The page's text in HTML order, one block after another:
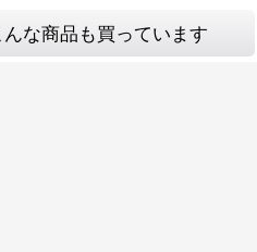
な商品も買っています